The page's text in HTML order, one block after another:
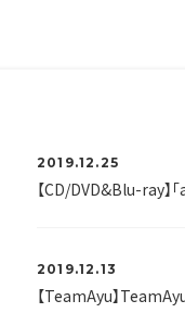
2019.12.25
【CD/DVD&Blu-ray
2019.12.13
【TeamAyu】